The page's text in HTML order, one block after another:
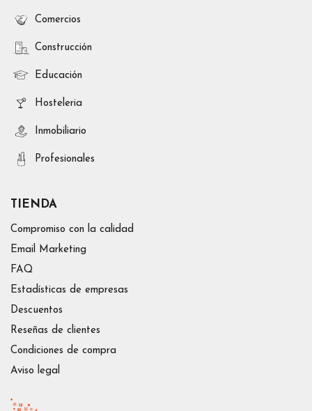
Comercios
Construcción
Educación
Hosteleria
Inmobiliario
Profesionales
TIENDA
Compromiso con la calidad
Email Marketing
FAQ
Estadísticas de empresas
Descuentos
Reseñas de clientes
Condiciones de compra
Aviso legal